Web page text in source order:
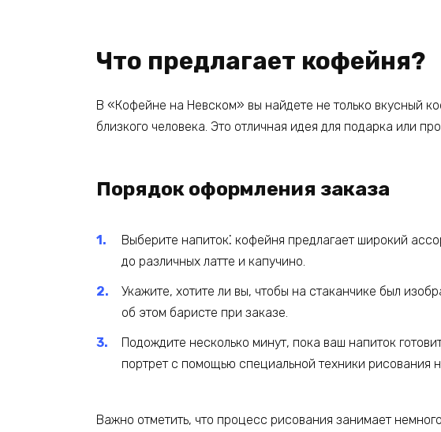
Что предлагает кофейня?
В «Кофейне на Невском» вы найдете не только вкусный
близкого человека. Это отличная идея для подарка или
Порядок оформления заказа
Выберите напиток⁚ кофейня предлагает широкий
до различных латте и капучино.
Укажите, хотите ли вы, чтобы на стаканчике был
об этом баристе при заказе.
Подождите несколько минут, пока ваш напиток
портрет с помощью специальной техники рисования
Важно отметить, что процесс рисования занимает